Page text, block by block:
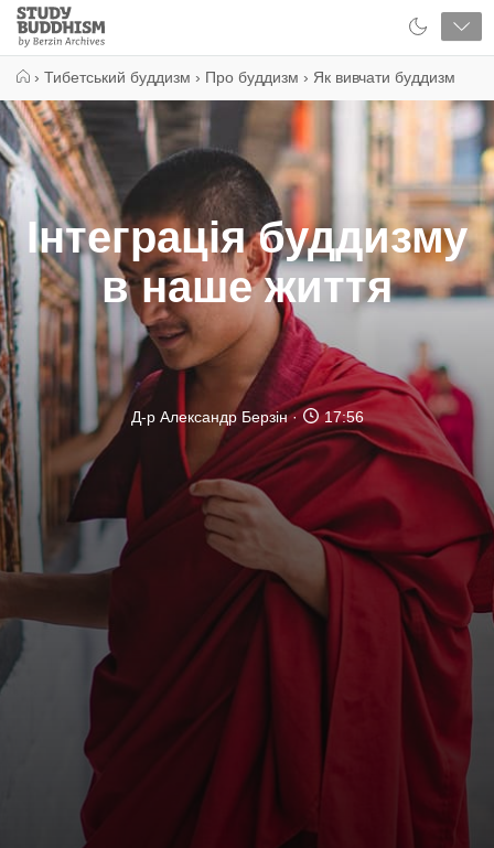
Close
Study
Buddhism
› Тибетський буддизм › Про буддизм › Як вивчати буддизм
Інтеграція буддизму
в наше життя
Д-р Александр Берзін 17:56